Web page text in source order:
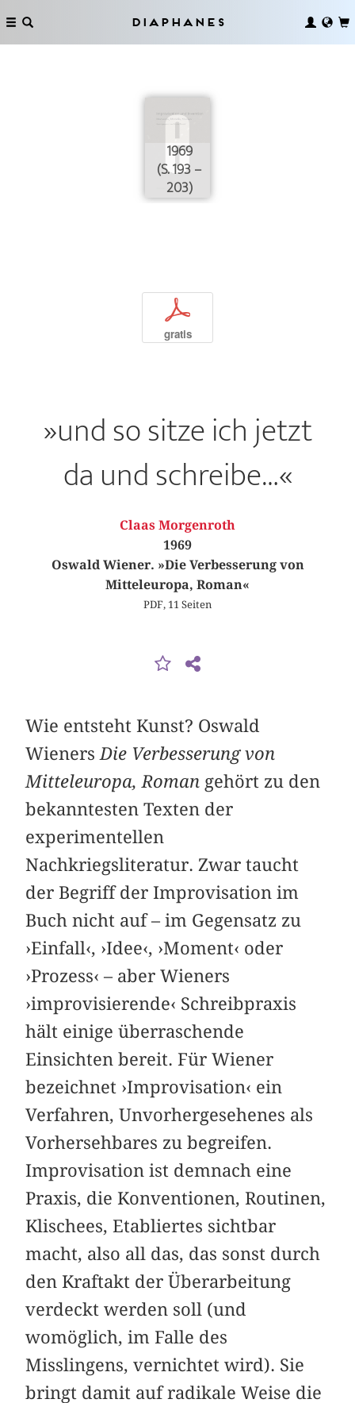
Diaphanes
1969
(S. 193 –
203)
p
gratis
»und so sitze ich jetzt
da und schreibe…«
Claas Morgenroth
1969
Oswald Wiener. »Die Verbesserung von
Mitteleuropa, Roman«
PDF, 11 Seiten
Wie entsteht Kunst? Oswald
Wieners Die Verbesserung von
Mitteleuropa, Roman gehört zu den
bekanntesten Texten der
experimentellen
Nachkriegsliteratur. Zwar taucht
der Begriff der Improvisation im
Buch nicht auf – im Gegensatz zu
›Einfall‹, ›Idee‹, ›Moment‹ oder
›Prozess‹ – aber Wieners
›improvisierende‹ Schreibpraxis
hält einige überraschende
Einsichten bereit. Für Wiener
bezeichnet ›Improvisation‹ ein
Verfahren, Unvorhergesehenes als
Vorhersehbares zu begreifen.
Improvisation ist demnach eine
Praxis, die Konventionen, Routinen,
Klischees, Etabliertes sichtbar
macht, also all das, das sonst durch
den Kraftakt der Überarbeitung
verdeckt werden soll (und
womöglich, im Falle des
Misslingens, vernichtet wird). Sie
bringt damit auf radikale Weise die